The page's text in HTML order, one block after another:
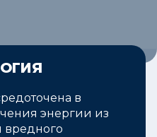
в
энергии из